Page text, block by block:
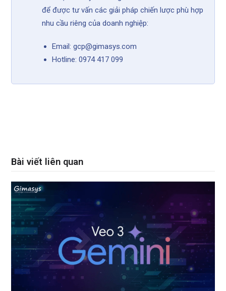
để được tư vấn các giải pháp chiến lược phù hợp
nhu cầu riêng của doanh nghiệp:
Email: gcp@gimasys.com
Hotline: 0974 417 099
Bài viết liên quan